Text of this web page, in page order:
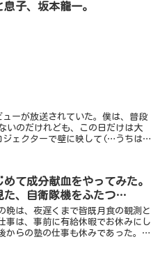
息子、坂本龍一。
ューが放送されていた。僕は、普段
いのだけれども、この日だけは大
ジェクターで壁に映して(…うちは
めて成分献血をやってみた。
た、自衛隊機をふたつ…
晩は、夜遅くまで皆既月食の観測と
事は、事前に有給休暇でお休みにし
からの塾の仕事も休みであった。こ